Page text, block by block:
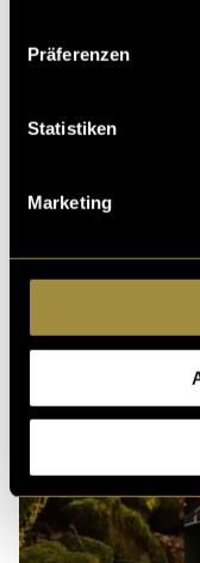
Präferenzen
Statistiken
Marketing